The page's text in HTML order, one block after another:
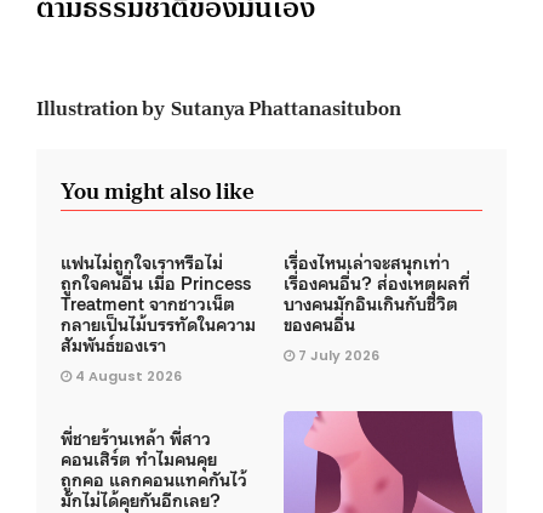
Illustration by Sutanya Phattanasitubon
You might also like
แฟนไม่ถูกใจเราหรือไม่
ถูกใจคนอื่น เมื่อ Princess
Treatment จากชาวเน็ต
กลายเป็นไม้บรรทัดในความ
สัมพันธ์ของเรา
4 August 2026
เรื่องไหนเล่าจะสนุกเท่า
เรื่องคนอื่น? ส่องเหตุผลที่
บางคนมักอินเกินกับชีวิต
ของคนอื่น
7 July 2026
พี่ชายร้านเหล้า พี่สาว
คอนเสิร์ต ทำไมคนคุย
ถูกคอ แลกคอนแทคกันไว้
มักไม่ได้คุยกันอีกเลย?